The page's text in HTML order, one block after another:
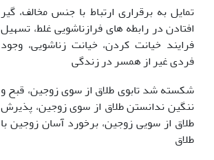
تمایل به برقراری ارتباط با جنس مخالف، گیر
افتادن در رابطه های فرازناشویی غلط، تسهیل
فرایند خیانت کردن، خیانت زناشویی، وجود
فردی غیر از همسر در زندگی
شکسته شد تابوی طلاق از سوی زوجین، قبح و
ننگین ندانستن طلاق از سوی زوجین، پذیرش
طلاق از سویی زوجین، برخورد آسان زوجین با
طلاق